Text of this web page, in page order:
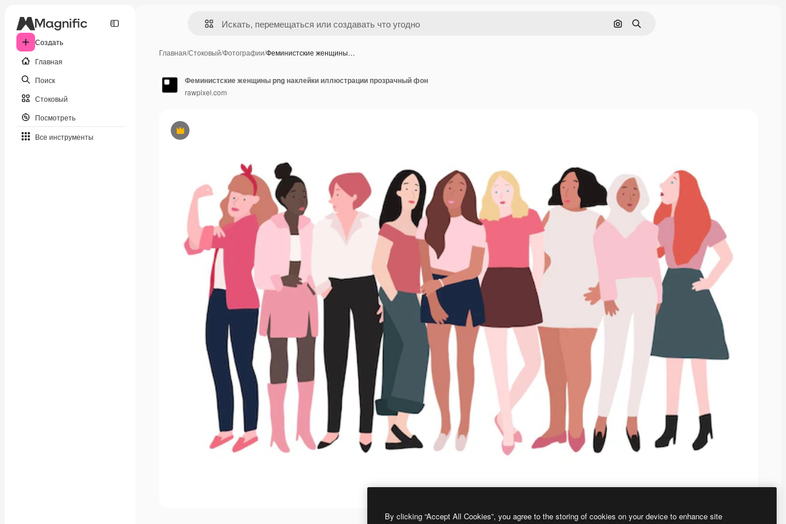
Создать
Главная
Поиск
Стоковый
Посмотреть
Все инструменты
Поиск по изображению
Поиск
Главная/Стоковый/Фотографии/Феминистские женщины…
Премиум
Феминистские женщины png наклейки иллюстрации прозрачный фон
rawpixel.com
By clicking “Accept All Cookies”, you agree to the storing of cookies on your device to enhance site